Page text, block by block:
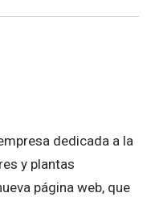
dedicada a la
y plantas
página web, que